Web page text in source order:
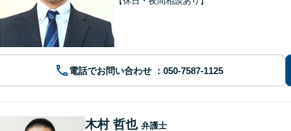
電話でお問い合わせ
木村 哲也 弁護士